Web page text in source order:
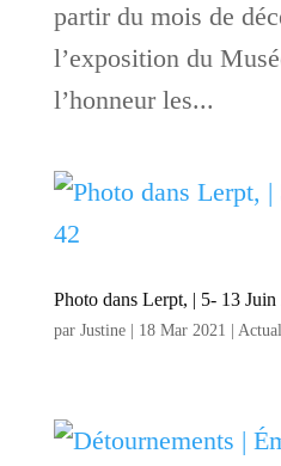
partir du mois de
l’exposition du
l’honneur les...
Photo dans Lerpt, | 5- 13 Juin
par Justine| 18 Mar 2021